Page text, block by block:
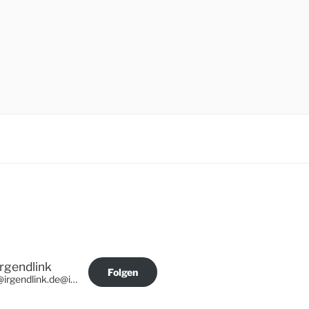
@irgendlink.de@irgendlink.de
Folgen